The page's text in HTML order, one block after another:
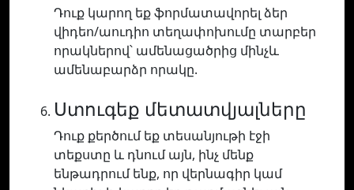
Դուք կարող եք ֆորմատավորել ձեր
վիդեո/աուդիո տեղափոխումը տարբեր
որակներով՝ ամենացածրից մինչև
ամենաբարձր որակը.
Ստուգեք մետատվյալները
Դուք քերծում եք տեսանյութի էջի
տեքստը և դնում այն, ինչ մենք
ենթադրում ենք, որ վերնագիր կամ